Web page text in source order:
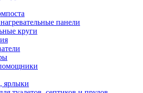
панели
круги
ярлыки